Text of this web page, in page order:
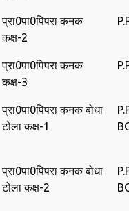
प्रा0पा0पिपरा कनक
कक्ष-2
प्रा0पा0पिपरा कनक
कक्ष-3
प्रा0पा0पिपरा कनक बोधा
टोला कक्ष-1
प्रा0पा0पिपरा कनक बोधा
टोला कक्ष-2